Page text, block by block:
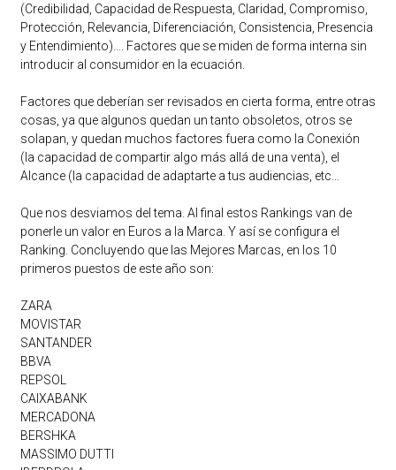
(Credibilidad, Capacidad de Respuesta, Claridad, Compromiso,
Protección, Relevancia, Diferenciación, Consistencia, Presencia
y Entendimiento)…. Factores que se miden de forma interna sin
introducir al consumidor en la ecuación.
Factores que deberían ser revisados en cierta forma, entre otras
cosas, ya que algunos quedan un tanto obsoletos, otros se
solapan, y quedan muchos factores fuera como la Conexión
(la capacidad de compartir algo más allá de una venta), el
Alcance (la capacidad de adaptarte a tus audiencias, etc…
Que nos desviamos del tema. Al final estos Rankings van de
ponerle un valor en Euros a la Marca. Y así se configura el
Ranking. Concluyendo que las Mejores Marcas, en los 10
primeros puestos de este año son:
ZARA
MOVISTAR
SANTANDER
BBVA
REPSOL
CAIXABANK
MERCADONA
BERSHKA
MASSIMO DUTTI